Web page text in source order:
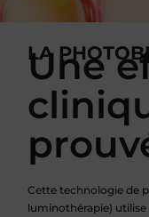
LA
Une
Cette technologie de
luminothérapie)